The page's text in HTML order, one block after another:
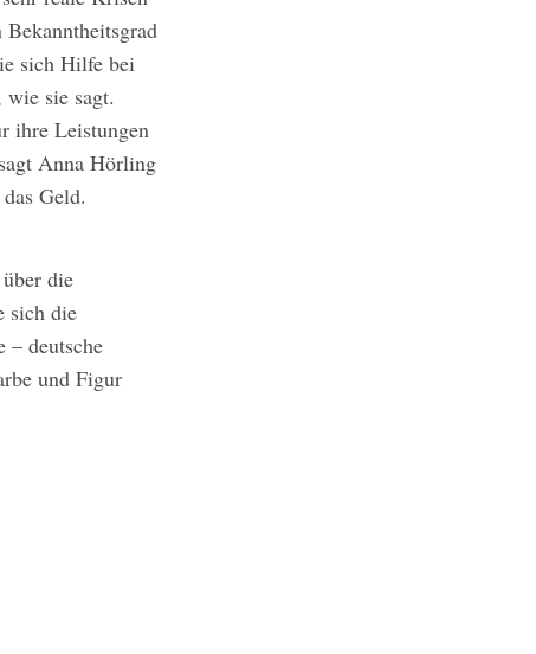
sich Hilfe bei
sie sagt.
ihre Leistungen
Anna Hörling
Geld.
die
sich die
– deutsche
und Figur